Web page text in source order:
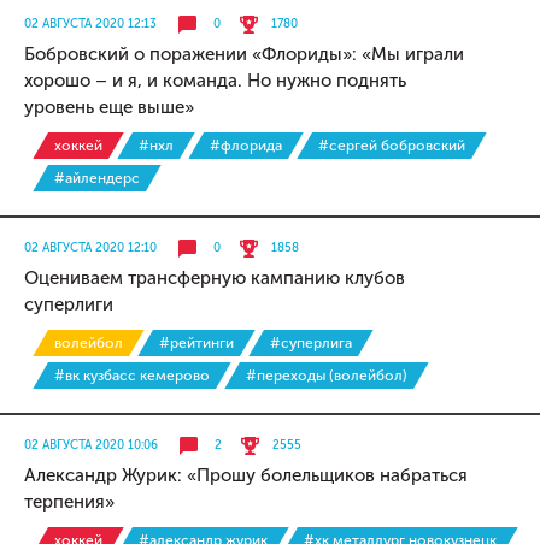
02 АВГУСТА 2020 12:13 0 1780
Бобровский о поражении «Флориды»: «Мы играли
хорошо – и я, и команда. Но нужно поднять
уровень еще выше»
хоккей #нхл #флорида
#сергей бобровский
#айлендерс
02 АВГУСТА 2020 12:10 0 1858
Оцениваем трансферную кампанию клубов
суперлиги
волейбол #рейтинги
#суперлига
#вк кузбасс кемерово
#переходы (волейбол)
02 АВГУСТА 2020 10:06 2 2555
Александр Журик: «Прошу болельщиков набраться
терпения»
хоккей #александр журик
#хк металлург новокузнецк